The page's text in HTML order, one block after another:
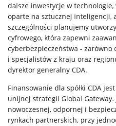
dalsze inwestycje w
oparte na sztucznej inteligencji,
szczególności planujemy
cyfrowego, która zapewni
cyberbezpieczeństwa - zarówno
i specjalistów z kraju oraz
dyrektor generalny CDA.
Finansowanie dla spółki CDA
unijnej strategii Global Gateway.
nowoczesnej, odpornej i
rynkach partnerskich, przy